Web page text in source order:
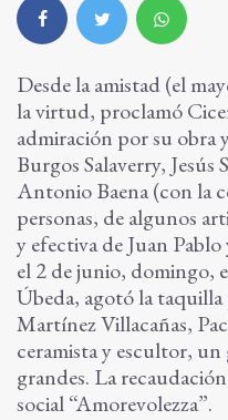
Desde la amistad (el
la virtud, proclamó
admiración por su obra
Burgos Salaverry, Jesús
Antonio Baena (con la
personas, de algunos
y efectiva de Juan
el 2 de junio, domingo,
Úbeda, agotó la taquilla
Martínez Villacañas,
ceramista y escultor, un
grandes. La
social “Amorevolezza”.